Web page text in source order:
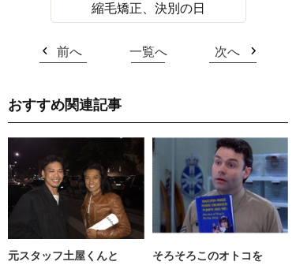
縮毛矯正、決別の日
前へ 一覧へ 次へ
おすすめ関連記事
元スタッフ土屋くんと そろそろこのオトコを